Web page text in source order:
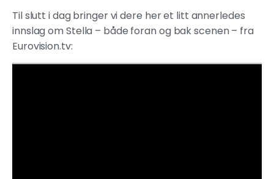
Til slutt i dag bringer vi dere her et litt annerledes
innslag om Stella – både foran og bak scenen – fra
Eurovision.tv: